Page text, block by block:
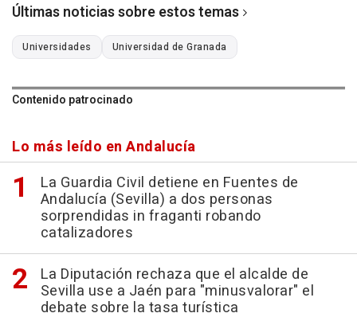
Últimas noticias sobre estos temas
Universidades Universidad de Granada
Contenido patrocinado
Lo más leído en Andalucía
La Guardia Civil detiene en Fuentes de
Andalucía (Sevilla) a dos personas
sorprendidas in fraganti robando
catalizadores
La Diputación rechaza que el alcalde de
Sevilla use a Jaén para "minusvalorar" el
debate sobre la tasa turística